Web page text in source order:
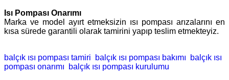
Isı Pompası Onarımı
Marka ve model ayırt etmeksizin ısı pompası arızalarını en
kısa sürede garantili olarak tamirini yapıp teslim etmekteyiz.
balçık ısı pompası tamiri balçık ısı pompası bakımı
balçık ısı
pompası onarımı
balçık ısı pompası kurulumu